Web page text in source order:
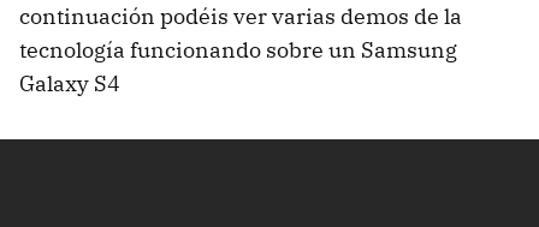
continuación podéis ver varias demos de la
tecnología funcionando sobre un Samsung
Galaxy S4